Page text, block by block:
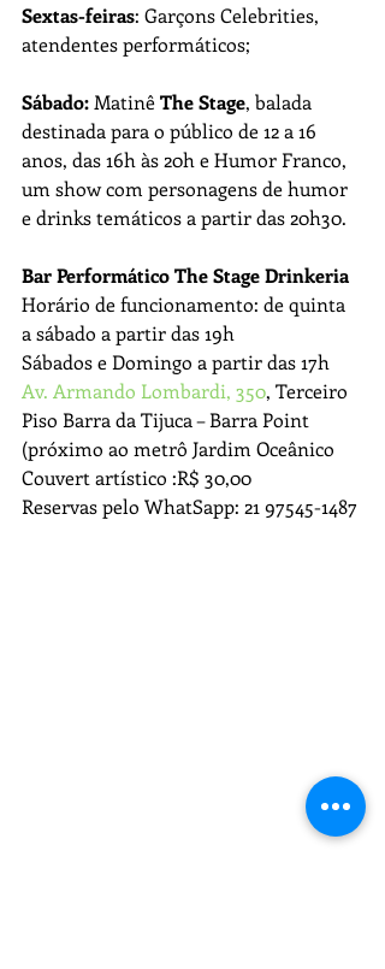
Sextas-feiras: Garçons Celebrities,
atendentes performáticos;
Sábado: Matinê The Stage, balada
destinada para o público de 12 a 16
anos, das 16h às 20h e Humor Franco,
um show com personagens de humor
e drinks temáticos a partir das 20h30.
Bar Performático The Stage Drinkeria
Horário de funcionamento: de quinta
a sábado a partir das 19h
Sábados e Domingo a partir das 17h
Av. Armando Lombardi, 350, Terceiro
Piso Barra da Tijuca – Barra Point
(próximo ao metrô Jardim Oceânico
Couvert artístico :R$ 30,00
Reservas pelo WhatSapp: 21 97545-1487